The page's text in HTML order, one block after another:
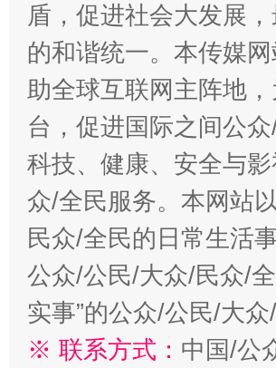
盾，促进社会大发展
的和谐统一。本传媒
助全球互联网主阵地
台，促进国际之间公
科技、健康、安全与
众/全民服务。本网站
民众/全民的日常生活
公众/公民/大众/民众/
实事”的公众/公民/大
※ 联系方式： 中国/公